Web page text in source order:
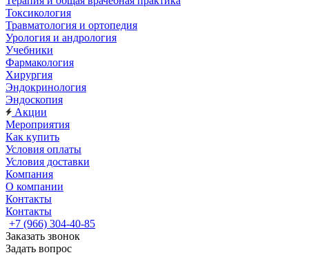
Токсикология
Травматология и ортопедия
Урология и андрология
Учебники
Фармакология
Хирургия
Эндокринология
Эндоскопия
Акции
Мероприятия
Как купить
Условия оплаты
Условия доставки
Компания
О компании
Контакты
Контакты
+7 (966) 304-40-85
Заказать звонок
Задать вопрос